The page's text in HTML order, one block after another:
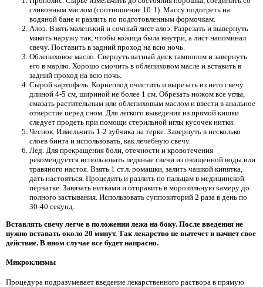
сливочным маслом (соотношение 10:1). Массу подогреть на
водяной бане и разлить по подготовленным формочкам.
Алоэ. Взять маленький и сочный лист алоэ. Разрезать и вывернуть
мякоть наружу так, чтобы кожица была внутри, а лист напоминал
свечу. Поставить в задний проход на всю ночь.
Облепиховое масло. Свернуть ватный диск тампоном и завернуть
его в марлю. Хорошо смочить в облепиховом масле и вставить в
задний проход на всю ночь.
Сырой картофель. Корнеплод очистить и вырезать из него свечу
длиной 4-5 см, шириной не более 1 см. Обрезать ножом все углы,
смазать растительным или облепиховым маслом и ввести в анальное
отверстие перед сном. Для легкого выведения из прямой кишки
следует продеть при помощи стерильной иглы кусочек нитки.
Чеснок. Измельчить 1-2 зубчика на терке. Завернуть в несколько
слоев бинта и использовать, как лечебную свечу.
Лед. Для прекращения боли, отечности и кровотечения
рекомендуется использовать ледяные свечи из очищенной воды или
травяного настоя. Взять 1 ст.л. ромашки, залить чашкой кипятка,
дать настояться. Процедить и разлить по пальцам в медицинской
перчатке. Завязать нитками и отправить в морозильную камеру до
полного застывания. Использовать суппозиторий 2 раза в день по
30-40 секунд.
Вставлять свечу легче в положении лежа на боку. После введения не
нужно вставать около 20 минут. Так лекарство не вытечет и начнет свое
действие. В ином случае все будет напрасно.
Микроклизмы
Процедура подразумевает введение лекарственного раствора в прямую